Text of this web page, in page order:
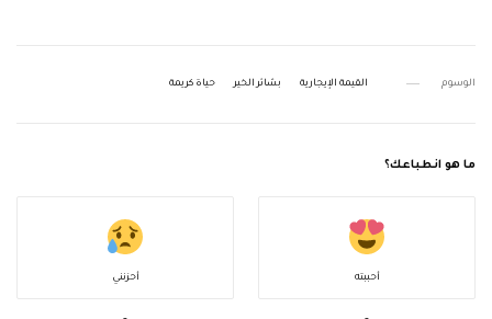
الوسوم القيمة الإيجارية بشائر الخير حياة كريمة
ما هو انطباعك؟
أحببته أحزنني